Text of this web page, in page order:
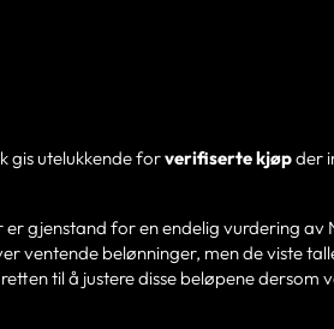
gis utelukkende forverifiserte kjøpder
er gjenstand for en endelig vurdering av
ventende belønninger, men de viste
til å justere disse beløpene dersom